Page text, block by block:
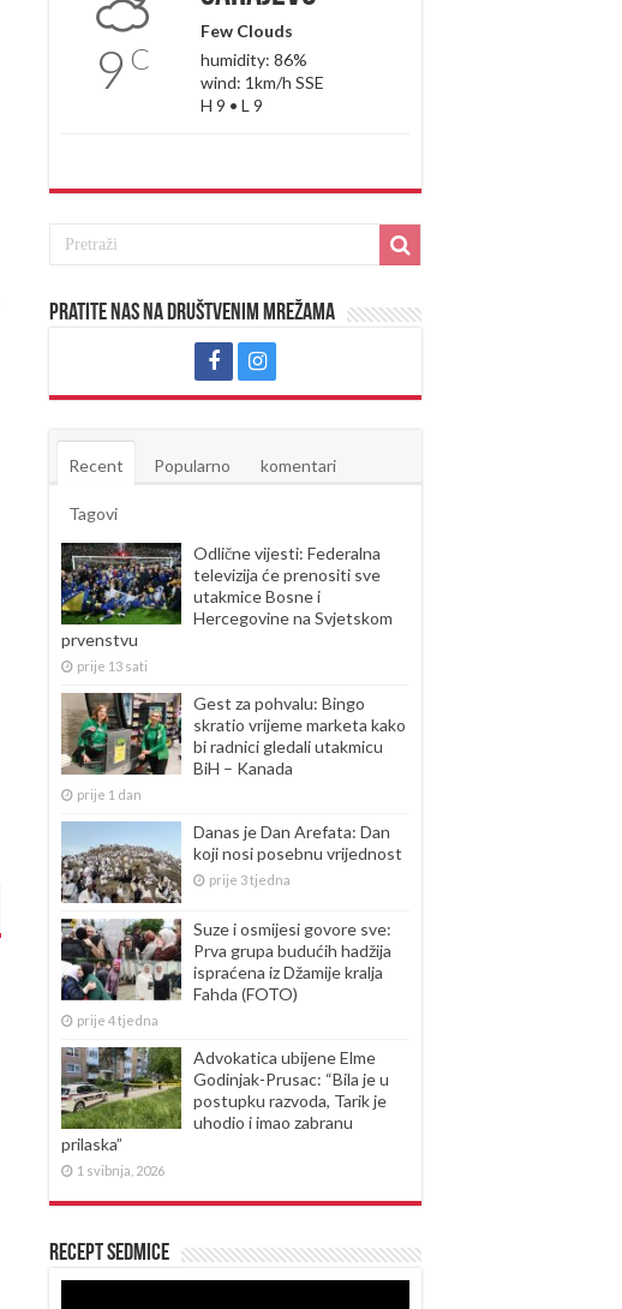
9 C
Few Clouds
humidity: 86%
wind: 1km/h SSE
H 9 • L 9
Pratite nas na društvenim mrežama
Recent Popularno komentari
Tagovi
Odlične vijesti: Federalna
televizija će prenositi sve
utakmice Bosne i
Hercegovine na Svjetskom
prvenstvu
prije 13 sati
Gest za pohvalu: Bingo
skratio vrijeme marketa kako
bi radnici gledali utakmicu
BiH – Kanada
prije 1 dan
Danas je Dan Arefata: Dan
koji nosi posebnu vrijednost
prije 3 tjedna
Suze i osmijesi govore sve:
Prva grupa budućih hadžija
ispraćena iz Džamije kralja
Fahda (FOTO)
prije 4 tjedna
Advokatica ubijene Elme
Godinjak-Prusac: “Bila je u
postupku razvoda, Tarik je
uhodio i imao zabranu
prilaska”
1 svibnja, 2026
Recept sedmice